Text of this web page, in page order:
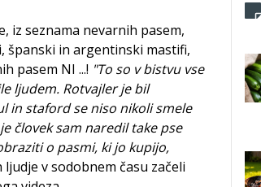
iz seznama nevarnih pasem,
in argentinski mastifi,
pasem NI ...! "To so v bistvu vse
ljudem. Rotvajler je bil
in staford se niso nikoli smele
človek sam naredil take pse
o pasmi, ki jo kupijo,
v sodobnem času začeli